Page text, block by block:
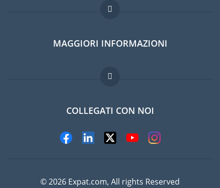
Forum per expat
Guida per expat
Lavori all'estero
MAGGIORI INFORMAZIONI
Domande frequenti
COLLEGATI CON NOI
© 2026 Expat.com, All rights Reserved